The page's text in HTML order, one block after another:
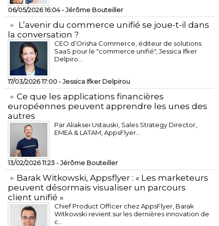
06/05/2026 16:04 -Jérôme Bouteiller
L’avenir du commerce unifié se joue-t-il dans
la conversation ?
CEO d’Orisha Commerce, éditeur de solutions
SaaS pour le "commerce unifié", Jessica Ifker
Delpiro...
17/03/2026 17:00 -Jessica Ifker Delpirou
​Ce que les applications financières
européennes peuvent apprendre les unes des
autres
Par Aliaksei Ustauski, Sales Strategy Director,
EMEA & LATAM, AppsFlyer...
13/02/2026 11:23 -Jérôme Bouteiller
​Barak Witkowski, Appsflyer : « Les marketeurs
peuvent désormais visualiser un parcours
client unifié »
Chief Product Officer chez AppsFlyer, ​Barak
Witkowski revient sur les dernières innovation de
c...